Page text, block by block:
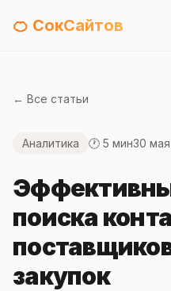
🍊 СокСайтов
← Все статьи
Аналитика 🕐 5 мин30 мая
поиска
закупок